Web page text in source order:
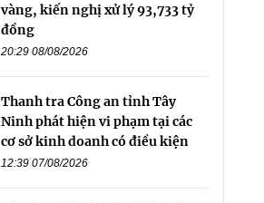
vàng, kiến nghị xử lý 93,733 tỷ
đồng
20:29 08/08/2026
Thanh tra Công an tỉnh Tây
Ninh phát hiện vi phạm tại các
cơ sở kinh doanh có điều kiện
12:39 07/08/2026